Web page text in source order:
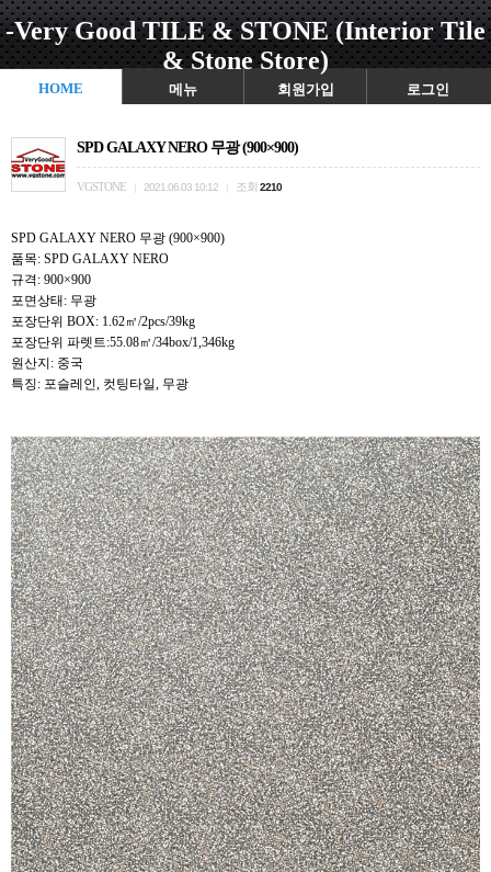
-Very Good TILE & STONE (Interior Tile
& Stone Store)
HOME 메뉴 회원가입 로그인
SPD GALAXY NERO 무광 (900×900)
VGSTONE 2021.06.03 10:12 조회 2210
SPD GALAXY NERO 무광 (900×900)
품목: SPD GALAXY NERO
규격: 900×900
포면상태: 무광
포장단위 BOX: 1.62㎡/2pcs/39kg
포장단위 파렛트:55.08㎡/34box/1,346kg
원산지: 중국
특징: 포슬레인, 컷팅타일, 무광